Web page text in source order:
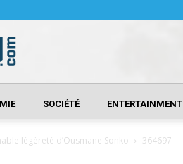
SOCIÉTÉ ENTERTAINMENT
légèreté d’Ousmane Sonko 364697